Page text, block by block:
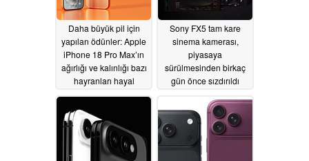
Daha büyük pil için
yapılan ödünler: Apple
iPhone 18 Pro Max’ın
ağırlığı ve kalınlığı bazı
hayranları hayal
Sony FX5 tam kare
sinema kamerası,
piyasaya
sürülmesinden birkaç
gün önce sızdırıldı